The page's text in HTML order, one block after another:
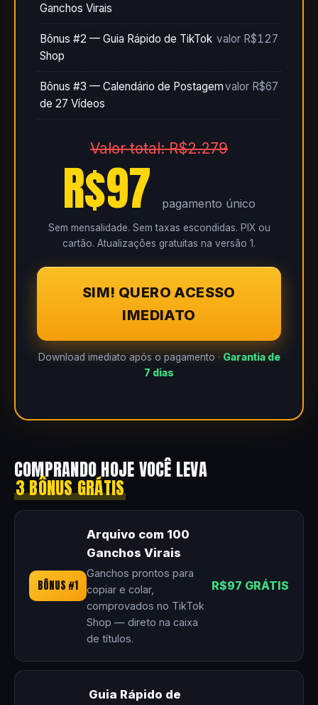
Ganchos Virais
Bônus #2 — Guia Rápido de TikTok
Shop
valor R$127
Bônus #3 — Calendário de Postagem
de 27 Vídeos
valor R$67
Valor total: R$2.279
R$97 pagamento único
Sem mensalidade. Sem taxas escondidas. PIX ou
cartão. Atualizações gratuitas na versão 1.
SIM! QUERO ACESSO
IMEDIATO
Download imediato após o pagamento · Garantia de
7 dias
COMPRANDO HOJE VOCÊ LEVA
3 BÔNUS GRÁTIS
BÔNUS #1
Arquivo com 100
Ganchos Virais
Ganchos prontos para
copiar e colar,
comprovados no TikTok
Shop — direto na caixa
de títulos.
R$97 GRÁTIS
Guia Rápido de